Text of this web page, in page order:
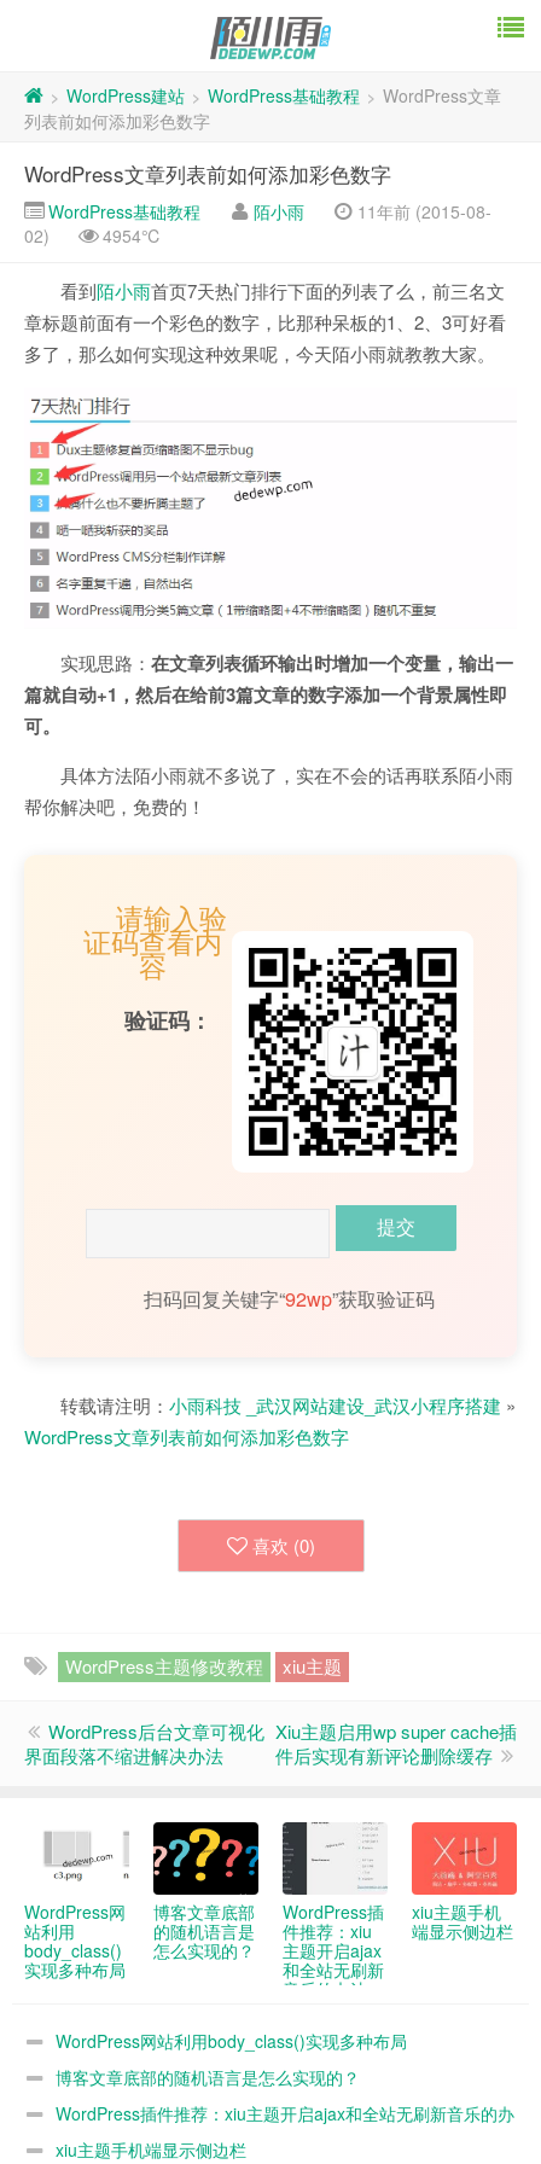
> WordPress建站 > WordPress基础教程 > WordPress文章
列表前如何添加彩色数字
WordPress文章列表前如何添加彩色数字
WordPress基础教程 陌小雨
11年前 (2015-08-
02)
4954℃
看到陌小雨首页7天热门排行下面的列表了么，前三名文
章标题前面有一个彩色的数字，比那种呆板的1、2、3可好看
多了，那么如何实现这种效果呢，今天陌小雨就教教大家。
实现思路： 在文章列表循环输出时增加一个变量，输出一
篇就自动+1，然后在给前3篇文章的数字添加一个背景属性即
可。
具体方法陌小雨就不多说了，实在不会的话再联系陌小雨
帮你解决吧，免费的！
请输入验
证码查看内
容
验证码：
扫码回复关键字“92wp”获取验证码
转载请注明： 小雨科技 _武汉网站建设_武汉小程序搭建 »
WordPress文章列表前如何添加彩色数字
喜欢 (0)
WordPress主题修改教程 xiu主题
WordPress后台文章可视化
界面段落不缩进解决办法
Xiu主题启用wp super cache插
件后实现有新评论删除缓存
WordPress网
站利用
body_class()
实现多种布局
博客文章底部
的随机语言是
怎么实现的？
WordPress插
件推荐：xiu
主题开启ajax
和全站无刷新
音乐的办法
xiu主题手机
端显示侧边栏
WordPress网站利用body_class()实现多种布局
博客文章底部的随机语言是怎么实现的？
WordPress插件推荐：xiu主题开启ajax和全站无刷新音乐的办
法 xiu主题手机端显示侧边栏